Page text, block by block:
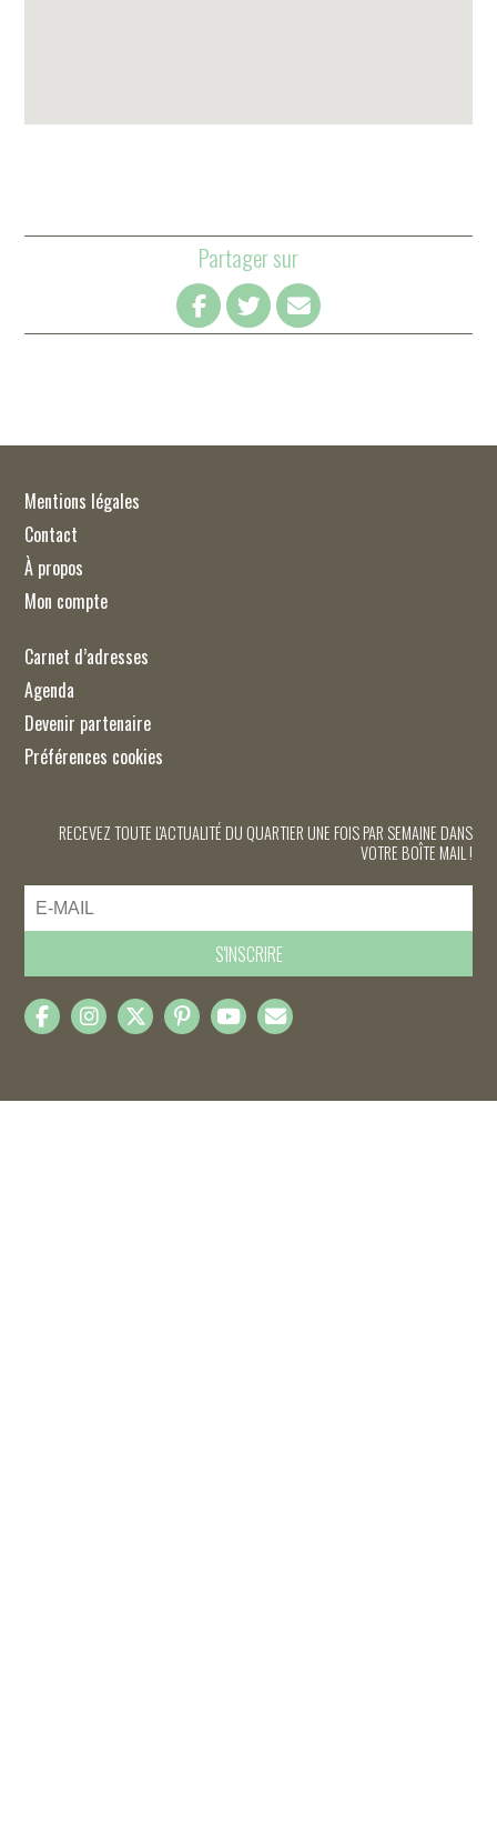
Partager sur
Mentions légales
Contact
À propos
Mon compte
Carnet d’adresses
Agenda
Devenir partenaire
Préférences cookies
RECEVEZ TOUTE L'ACTUALITÉ DU QUARTIER UNE FOIS PAR SEMAINE DANS
VOTRE BOÎTE MAIL !